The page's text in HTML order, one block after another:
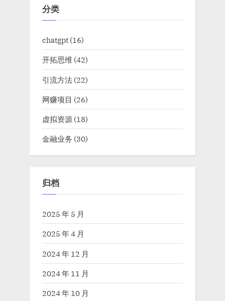
分类
chatgpt (16)
开拓思维 (42)
引流方法 (22)
网赚项目 (26)
虚拟资源 (18)
金融业务 (30)
归档
2025 年 5 月
2025 年 4 月
2024 年 12 月
2024 年 11 月
2024 年 10 月